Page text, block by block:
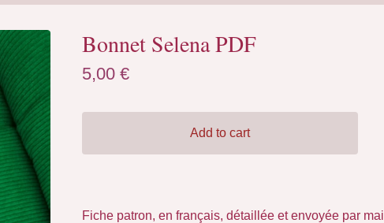
Bonnet Selena PDF
5,00€
Add to cart
Fiche patron, en français, détaillée et envoyée par mail